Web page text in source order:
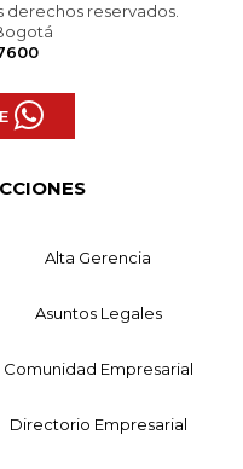
derechos reservados.
Alta Gerencia
Asuntos Legales
Comunidad Empresarial
Directorio Empresarial